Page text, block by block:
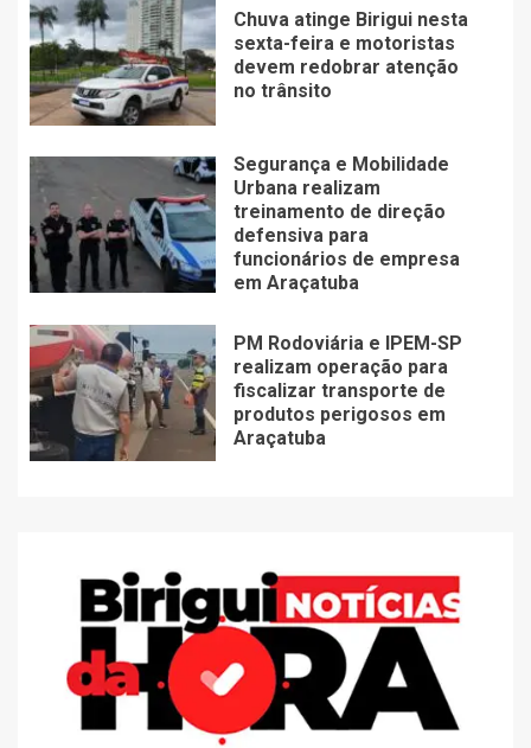
Chuva atinge Birigui nesta
sexta-feira e motoristas
devem redobrar atenção
no trânsito
Segurança e Mobilidade
Urbana realizam
treinamento de direção
defensiva para
funcionários de empresa
em Araçatuba
PM Rodoviária e IPEM-SP
realizam operação para
fiscalizar transporte de
produtos perigosos em
Araçatuba